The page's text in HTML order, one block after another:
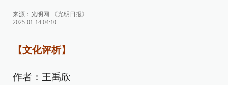
来源： 光明网-《光明日报》
2025-01-14 04:10
【文化评析】
作者：王禹欣